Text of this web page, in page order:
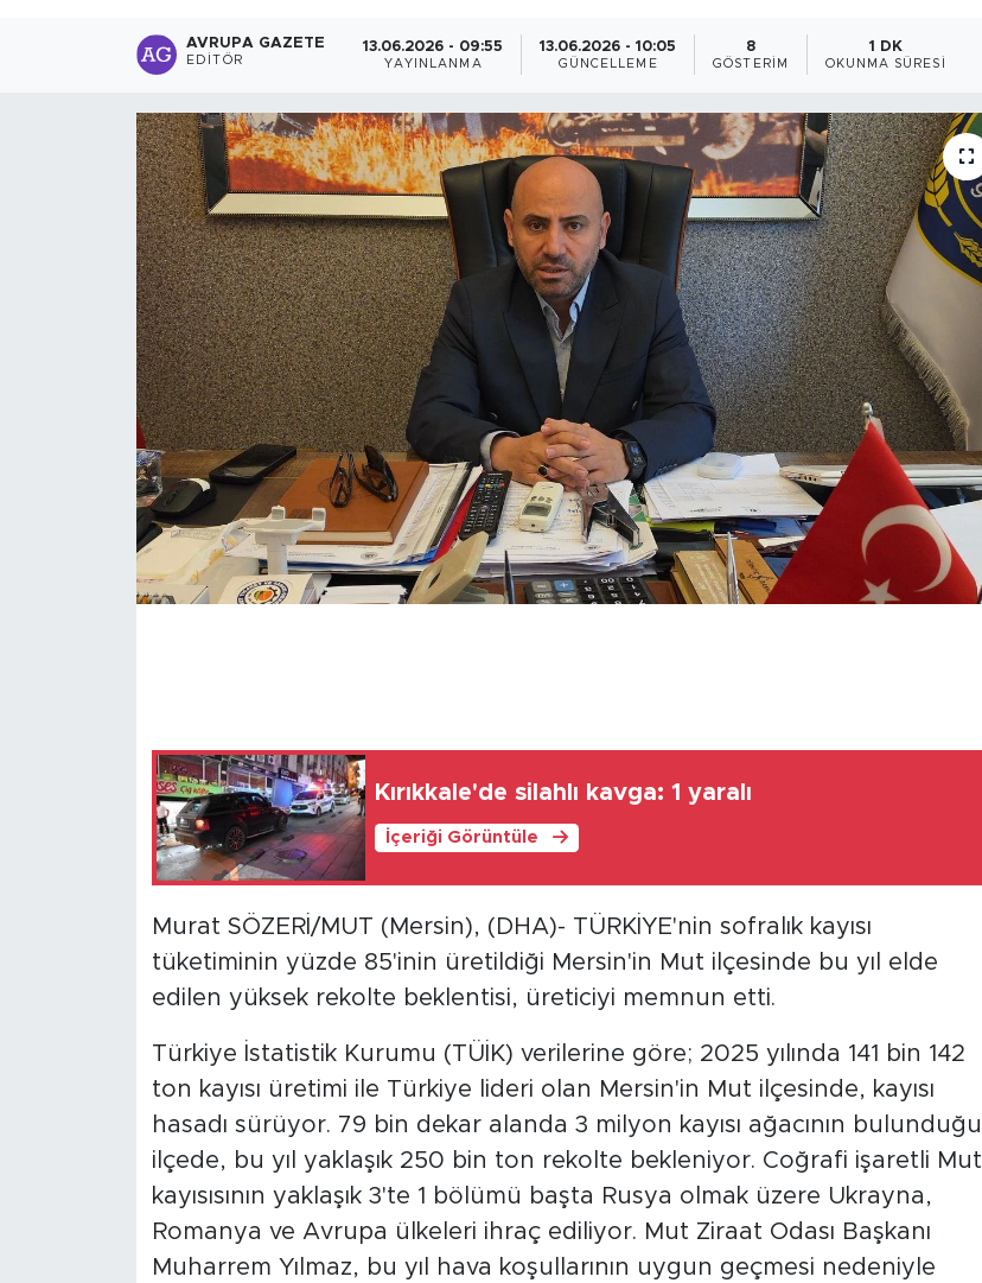
AVRUPA GAZETE
EDITÖR
13.06.2026 - 09:55
YAYINLANMA
13.06.2026 - 10:05
GÜNCELLEME
8
GÖSTERIM
1 DK
OKUNMA SÜRESI
Kırıkkale'de silahlı kavga: 1 yaralı
İçeriği Görüntüle
Murat SÖZERİ/MUT (Mersin), (DHA)- TÜRKİYE'nin sofralık kayısı
tüketiminin yüzde 85'inin üretildiği Mersin'in Mut ilçesinde bu yıl elde
edilen yüksek rekolte beklentisi, üreticiyi memnun etti.
Türkiye İstatistik Kurumu (TÜİK) verilerine göre; 2025 yılında 141 bin 142
ton kayısı üretimi ile Türkiye lideri olan Mersin'in Mut ilçesinde, kayısı
hasadı sürüyor. 79 bin dekar alanda 3 milyon kayısı ağacının bulunduğu
ilçede, bu yıl yaklaşık 250 bin ton rekolte bekleniyor. Coğrafi işaretli Mut
kayısısının yaklaşık 3'te 1 bölümü başta Rusya olmak üzere Ukrayna,
Romanya ve Avrupa ülkeleri ihraç ediliyor. Mut Ziraat Odası Başkanı
Muharrem Yılmaz, bu yıl hava koşullarının uygun geçmesi nedeniyle